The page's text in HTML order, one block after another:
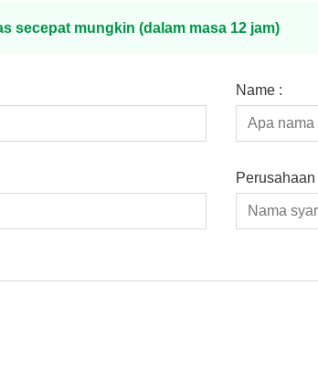
secepat mungkin (dalam masa 12 jam)
Name :
Perusahaan